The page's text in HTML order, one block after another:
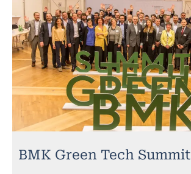
BMK Green Tech Summit